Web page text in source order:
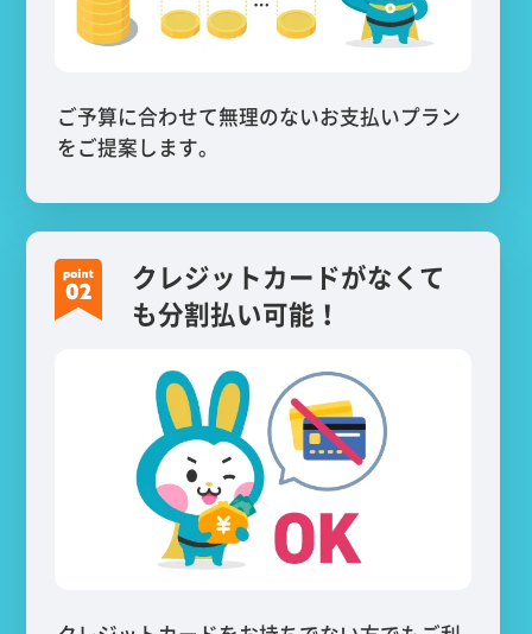
ご予算に合わせて無理のないお支払いプラン
をご提案します。
クレジットカードがなくて
も分割払い可能！